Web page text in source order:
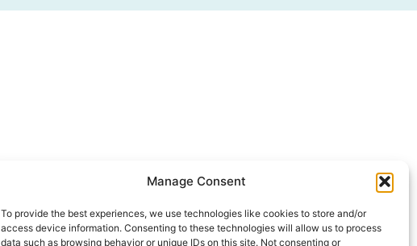
Manage Consent
To provide the best experiences, we use technologies like cookies to store and/or
access device information. Consenting to these technologies will allow us to process
data such as browsing behavior or unique IDs on this site. Not consenting or